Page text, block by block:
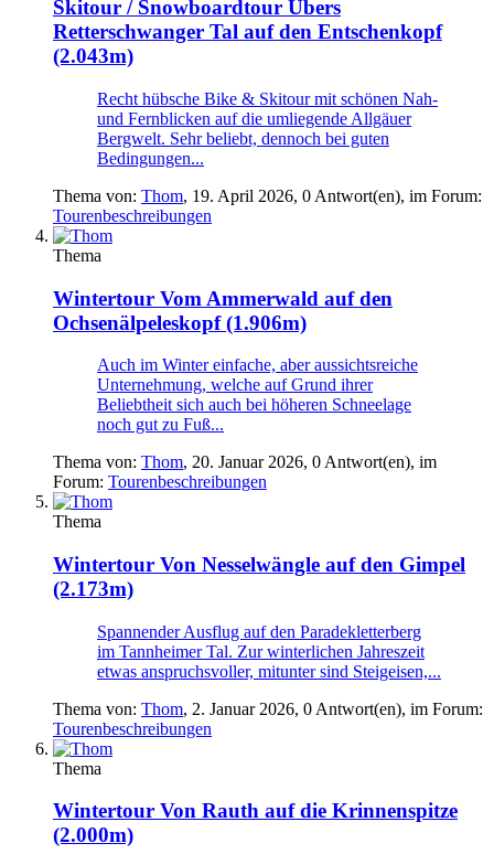
Skitour / Snowboardtour Übers
Retterschwanger Tal auf den Entschenkopf
(2.043m)
Recht hübsche Bike & Skitour mit schönen Nah-
und Fernblicken auf die umliegende Allgäuer
Bergwelt. Sehr beliebt, dennoch bei guten
Bedingungen...
Thema von: Thom, 19. April 2026, 0 Antwort(en), im Forum:
Tourenbeschreibungen
Thema
Wintertour Vom Ammerwald auf den
Ochsenälpeleskopf (1.906m)
Auch im Winter einfache, aber aussichtsreiche
Unternehmung, welche auf Grund ihrer
Beliebtheit sich auch bei höheren Schneelage
noch gut zu Fuß...
Thema von: Thom, 20. Januar 2026, 0 Antwort(en), im
Forum: Tourenbeschreibungen
Thema
Wintertour Von Nesselwängle auf den Gimpel
(2.173m)
Spannender Ausflug auf den Paradekletterberg
im Tannheimer Tal. Zur winterlichen Jahreszeit
etwas anspruchsvoller, mitunter sind Steigeisen,...
Thema von: Thom, 2. Januar 2026, 0 Antwort(en), im Forum:
Tourenbeschreibungen
Thema
Wintertour Von Rauth auf die Krinnenspitze
(2.000m)